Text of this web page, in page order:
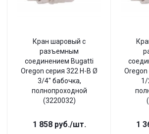
Кран шаровый с
разъемным
соединением Bugatti
Oregon серия 322 Н-В Ø
3/4" бабочка,
полнопроходной
(3220032)
1 858руб./шт.
1/
1